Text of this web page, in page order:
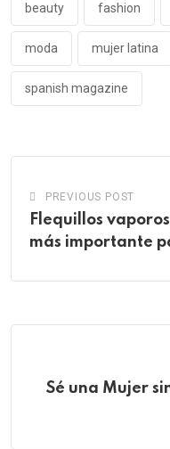
beauty fashion
moda mujer latina
spanish magazine
PREVIOUS POST
Flequillos
más importante
Sé una Mujer